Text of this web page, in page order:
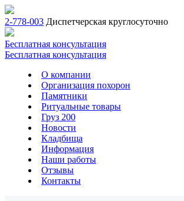
2-778-003 Диспетчерская круглосуточно
Бесплатная консультация
Бесплатная консультация
О компании
Организация похорон
Памятники
Ритуальные товары
Груз 200
Новости
Кладбища
Информация
Наши работы
Отзывы
Контакты